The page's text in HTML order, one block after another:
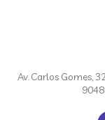
Av. Carlos Gomes,